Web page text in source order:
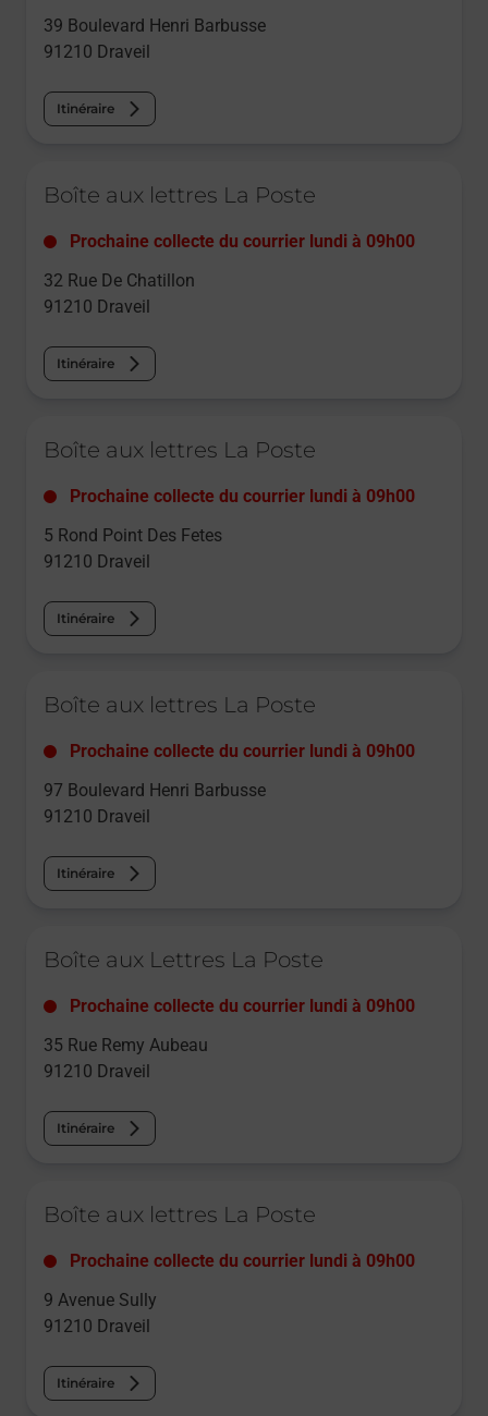
39 Boulevard Henri Barbusse
91210 Draveil
Itinéraire
Boîte aux lettres La Poste
Prochaine collecte du courrier lundi à 09h00
32 Rue De Chatillon
91210 Draveil
Itinéraire
Boîte aux lettres La Poste
Prochaine collecte du courrier lundi à 09h00
5 Rond Point Des Fetes
91210 Draveil
Itinéraire
Boîte aux lettres La Poste
Prochaine collecte du courrier lundi à 09h00
97 Boulevard Henri Barbusse
91210 Draveil
Itinéraire
Boîte aux Lettres La Poste
Prochaine collecte du courrier lundi à 09h00
35 Rue Remy Aubeau
91210 Draveil
Itinéraire
Boîte aux lettres La Poste
Prochaine collecte du courrier lundi à 09h00
9 Avenue Sully
91210 Draveil
Itinéraire